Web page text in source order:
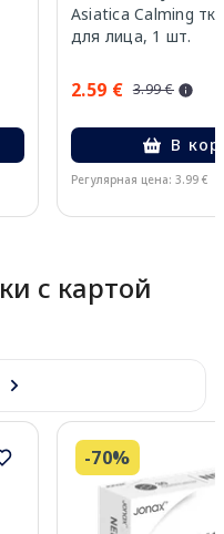
Asiatica Calming
для лица, 1 шт.
2.59 € 3.99 €
В
Регулярная цена: 3.99 €
с картой
-70%